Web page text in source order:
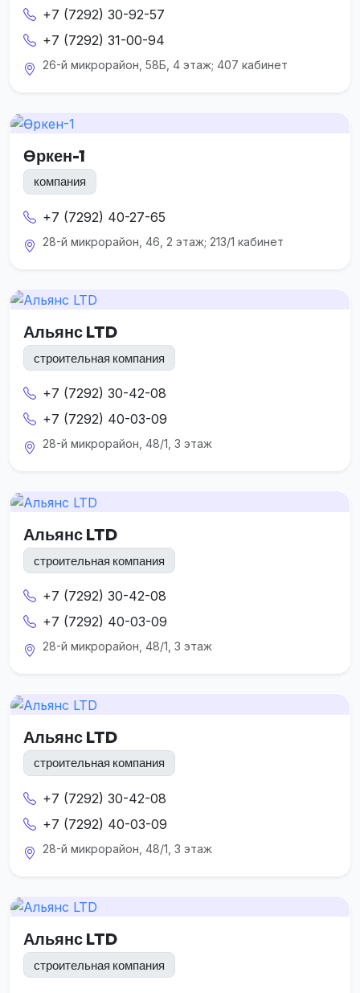
+7 (7292) 30-92-57
+7 (7292) 31-00-94
26-й микрорайон, 58Б, 4 этаж; 407 кабинет
Өркен-1
компания
+7 (7292) 40-27-65
28-й микрорайон, 46, 2 этаж; 213/1 кабинет
Альянс LTD
строительная компания
+7 (7292) 30-42-08
+7 (7292) 40-03-09
28-й микрорайон, 48/1, 3 этаж
Альянс LTD
строительная компания
+7 (7292) 30-42-08
+7 (7292) 40-03-09
28-й микрорайон, 48/1, 3 этаж
Альянс LTD
строительная компания
+7 (7292) 30-42-08
+7 (7292) 40-03-09
28-й микрорайон, 48/1, 3 этаж
Альянс LTD
строительная компания